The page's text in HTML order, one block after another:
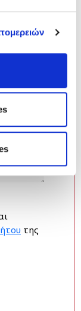
της